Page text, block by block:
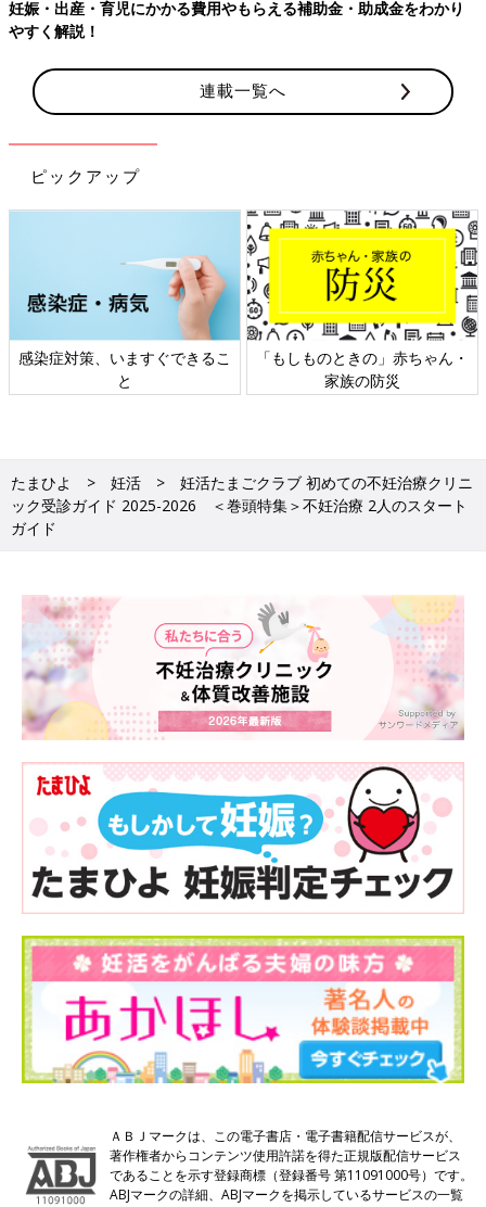
連載一覧へ
ピックアップ
日本外来小児科学会リーフレッ
ト検討会
六星占術 細木かおりさんの人生
相談
たまひよ 妊活
妊活たまごクラブ 初めての不妊治療クリニ
ック受診ガイド 2025-2026 ＜巻頭特集＞不妊治療 2人のスタート
ガイド
ＡＢＪマークは、この電子書店・電子書籍配信サービスが、
著作権者からコンテンツ使用許諾を得た正規版配信サービス
であることを示す登録商標（登録番号 第11091000号）です。
ABJマークの詳細、ABJマークを掲示しているサービスの一覧